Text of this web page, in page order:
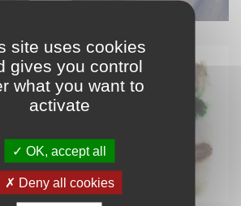
site uses cookies
gives you control
what you want to
activate
OK, accept all
Deny all cookies